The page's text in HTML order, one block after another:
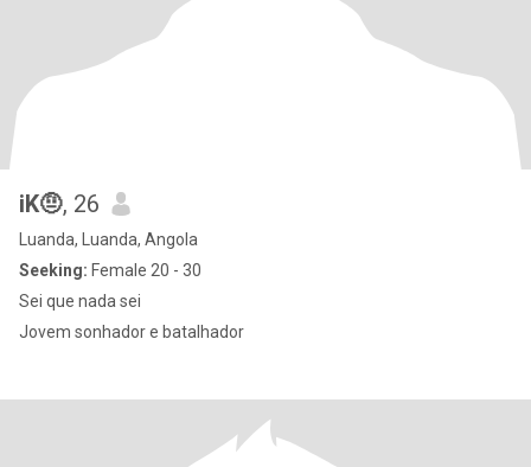
iK🤨, 26
Luanda, Luanda, Angola
Seeking: Female 20 - 30
Sei que nada sei
Jovem sonhador e batalhador